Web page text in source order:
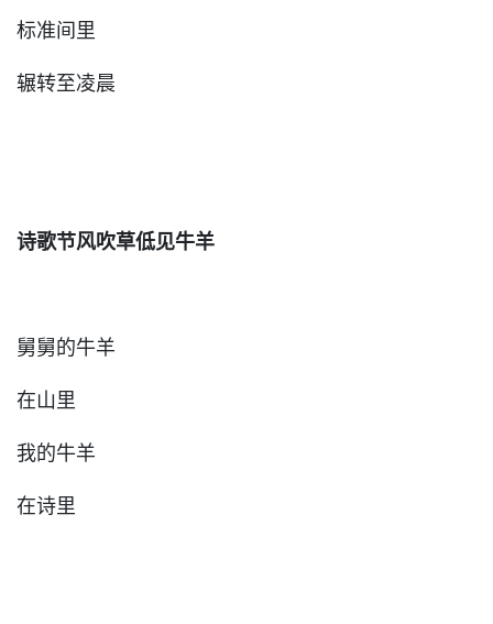
标准间里
辗转至凌晨
诗歌节风吹草低见牛羊
舅舅的牛羊
在山里
我的牛羊
在诗里